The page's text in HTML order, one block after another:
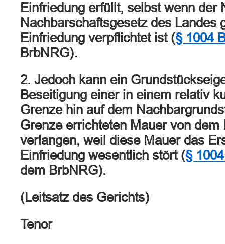
Einfriedung erfüllt, selbst wenn der
Nachbarschaftsgesetz des Landes
Einfriedung verpflichtet ist (§ 1004
BrbNRG).
2. Jedoch kann ein
Beseitigung einer in einem relativ
Grenze hin auf dem
Grenze errichteten Mauer von dem
verlangen, weil diese Mauer das
Einfriedung wesentlich stört (§
dem BrbNRG).
(Leitsatz des Gerichts)
Tenor